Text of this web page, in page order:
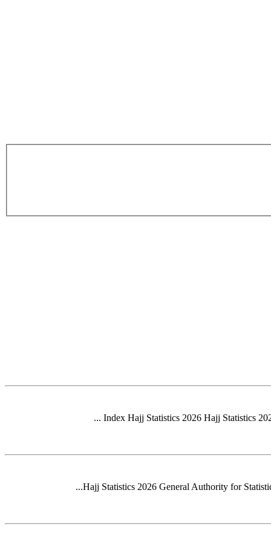
Index Hajj Statistics 2026 Hajj Statistics
Hajj Statistics 2026 General Authority for